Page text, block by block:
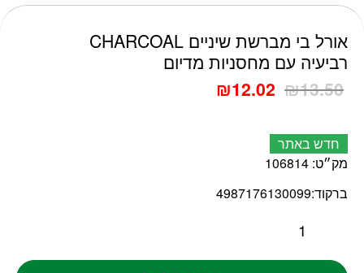
חדש באתר
אורל בי מברשת שיניים CHARCOAL
רביעיה עם מחסניות מדיום
₪13.50
₪12.02
מק״ט: 106814
ברקוד:4987176130099
כמות אורל בי מברשת שיניים CHARCOAL רביעיה עם מחסניות מדיום